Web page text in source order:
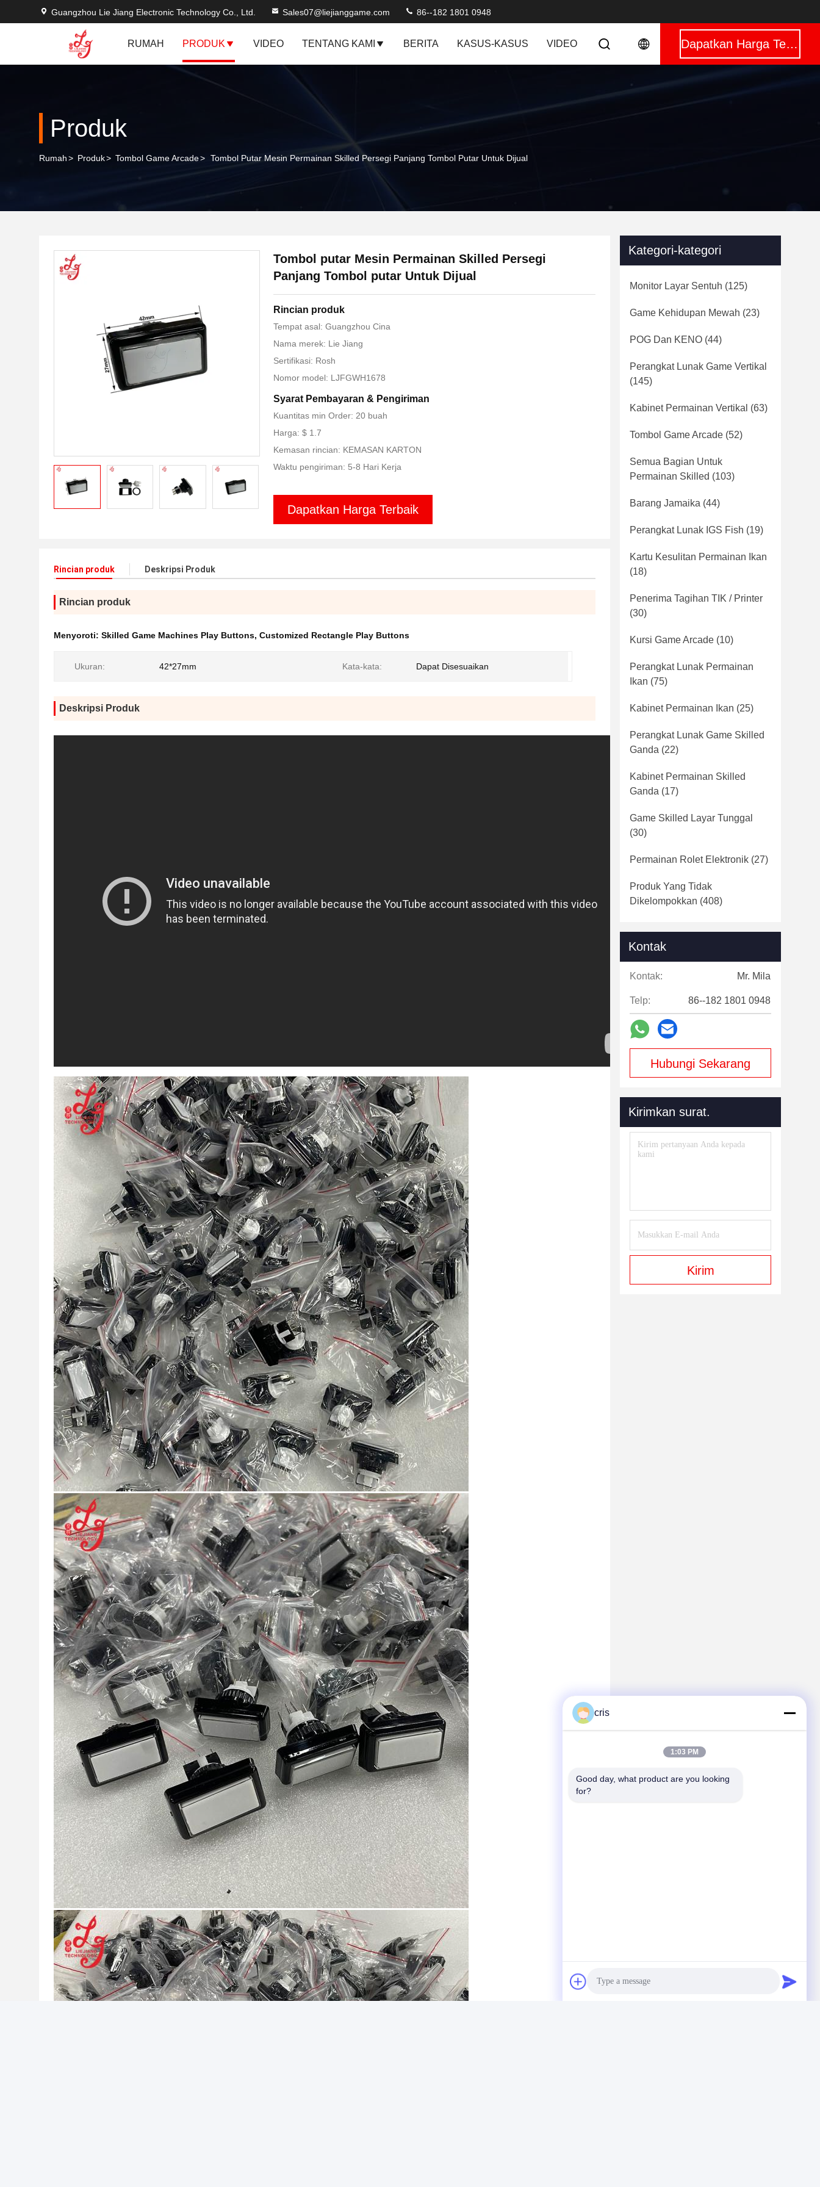
Guangzhou Lie Jiang Electronic Technology Co., Ltd. Sales07@liejianggame.com 86--182 1801 0948
RUMAH PRODUK VIDEO TENTANG KAMI BERITA KASUS-KASUS VIDEO Dapatkan Harga Terbaik
Produk
Rumah> Produk> Tombol Game Arcade> Tombol Putar Mesin Permainan Skilled Persegi Panjang Tombol Putar Untuk Dijual
Tombol putar Mesin Permainan Skilled Persegi
Panjang Tombol putar Untuk Dijual
Rincian produk
Tempat asal: Guangzhou Cina
Nama merek: Lie Jiang
Sertifikasi: Rosh
Nomor model: LJFGWH1678
Syarat Pembayaran & Pengiriman
Kuantitas min Order: 20 buah
Harga: $ 1.7
Kemasan rincian: KEMASAN KARTON
Waktu pengiriman: 5-8 Hari Kerja
Dapatkan Harga Terbaik
Rincian produk Deskripsi Produk
Rincian produk
Menyoroti: Skilled Game Machines Play Buttons, Customized Rectangle Play Buttons
Ukuran: 42*27mm Kata-kata: Dapat Disesuaikan
Deskripsi Produk
Kategori-kategori
Monitor Layar Sentuh (125)
Game Kehidupan Mewah (23)
POG Dan KENO (44)
Perangkat Lunak Game Vertikal
(145)
Kabinet Permainan Vertikal (63)
Tombol Game Arcade (52)
Semua Bagian Untuk
Permainan Skilled (103)
Barang Jamaika (44)
Perangkat Lunak IGS Fish (19)
Kartu Kesulitan Permainan Ikan
(18)
Penerima Tagihan TIK / Printer
(30)
Kursi Game Arcade (10)
Perangkat Lunak Permainan
Ikan (75)
Kabinet Permainan Ikan (25)
Perangkat Lunak Game Skilled
Ganda (22)
Kabinet Permainan Skilled
Ganda (17)
Game Skilled Layar Tunggal
(30)
Permainan Rolet Elektronik (27)
Produk Yang Tidak
Dikelompokkan (408)
Kontak
Kontak: Mr. Mila
Telp: 86--182 1801 0948
Hubungi Sekarang
Kirimkan surat.
Kirim
cris
1:03 PM
Good day, what product are you looking
for?